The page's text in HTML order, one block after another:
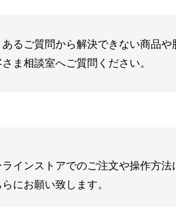
あるご質問から解決できない商品
ま相談室へご質問ください。
ラインストアでのご注文や操作方
らにお願い致します。